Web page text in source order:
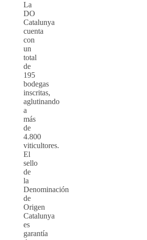
La
DO
Catalunya
cuenta
con
un
total
de
195
bodegas
inscritas,
aglutinando
a
más
de
4.800
viticultores.
El
sello
de
la
Denominación
de
Origen
Catalunya
es
garantía